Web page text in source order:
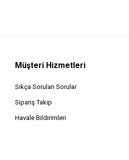
Müşteri Hizmetleri
Sıkça Sorulan Sorular
Sipariş Takip
Havale Bildirimleri